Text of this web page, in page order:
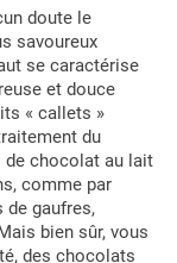
doute le
savoureux
se caractérise
et douce
« callets »
du
chocolat au lait
comme par
de gaufres,
bien sûr, vous
des chocolats